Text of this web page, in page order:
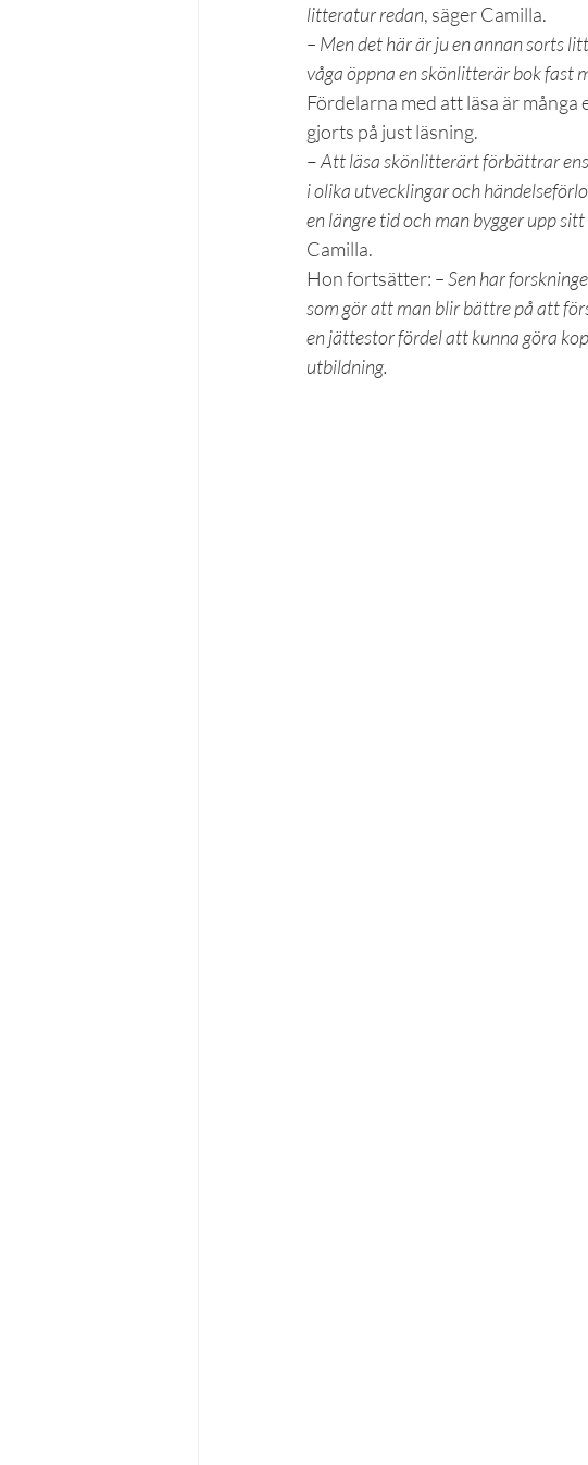
litteratur redan, säger Camilla.
– Men det här är ju en annan sorts
våga öppna en skönlitterär bok fast
Fördelarna med att läsa är
gjorts på just läsning.
– Att läsa skönlitterärt förbättrar
i olika utvecklingar och
en längre tid och man bygger upp
Camilla.
Hon fortsätter: – Sen har
som gör att man blir bättre på att
en jättestor fördel att kunna göra
utbildning.